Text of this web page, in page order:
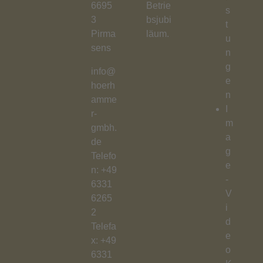
6695
3
Pirma
sens
info@
hoerh
amme
r-
gmbh.
de
Telefo
n: +49
6331
6265
2
Telefa
x: +49
6331
Betrie
bsjubi
läum.
s
t
u
n
g
e
n
m
a
g
e
-
V
i
d
e
o